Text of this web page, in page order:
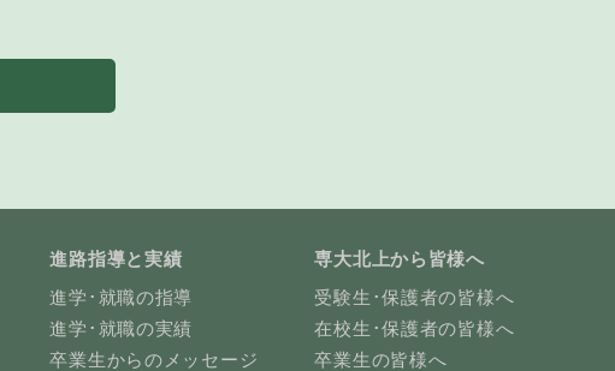
進路指導と実績
進学･就職の指導
進学･就職の実績
卒業生からのメッセージ
専大北上から皆様へ
受験生･保護者の皆様へ
在校生･保護者の皆様へ
卒業生の皆様へ